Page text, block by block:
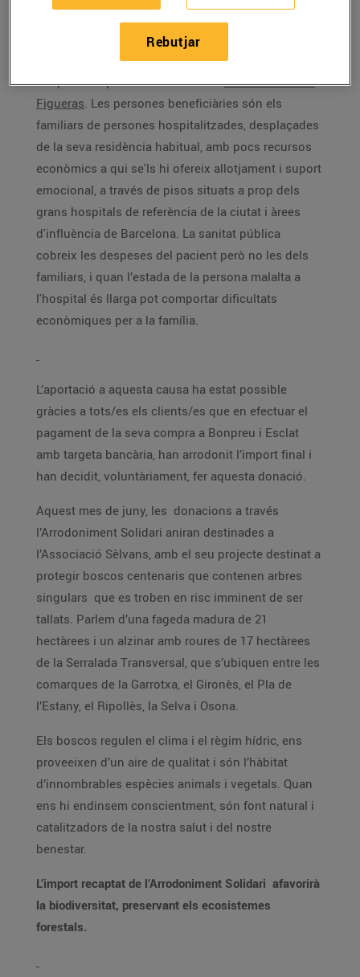
Figueras, a través de l’Arrodoniment Solidari de
L’import recaptat es destinarà a laFundació Jubert
Figueras. Les persones beneficiàries són els
familiars de persones hospitalitzades, desplaçades
de la seva residència habitual, amb pocs recursos
econòmics a qui se'ls hi ofereix allotjament i suport
emocional, a través de pisos situats a prop dels
grans hospitals de referència de la ciutat i àrees
d'influència de Barcelona. La sanitat pública
cobreix les despeses del pacient però no les dels
familiars, i quan l’estada de la persona malalta a
l'hospital és llarga pot comportar dificultats
econòmiques per a la família.
L’aportació a aquesta causa ha estat possible
gràcies a tots/es els clients/es que en efectuar el
pagament de la seva compra a Bonpreu i Esclat
amb targeta bancària, han arrodonit l’import final i
han decidit, voluntàriament, fer aquesta donació.
Aquest mes de juny, les donacions a través
l’Arrodoniment Solidari aniran destinades a
l’Associació Sèlvans, amb el seu projecte destinat a
protegir boscos centenaris que contenen arbres
singulars que es troben en risc imminent de ser
tallats. Parlem d’una fageda madura de 21
hectàrees i un alzinar amb roures de 17 hectàrees
de la Serralada Transversal, que s’ubiquen entre les
comarques de la Garrotxa, el Gironès, el Pla de
l’Estany, el Ripollès, la Selva i Osona.
Els boscos regulen el clima i el règim hídric, ens
proveeixen d’un aire de qualitat i són l’hàbitat
d’innombrables espècies animals i vegetals. Quan
ens hi endinsem conscientment, són font natural i
catalitzadors de la nostra salut i del nostre
benestar.
L’import recaptat de l’Arrodoniment Solidari afavorirà
la biodiversitat, preservant els ecosistemes
forestals.
Rebutjar